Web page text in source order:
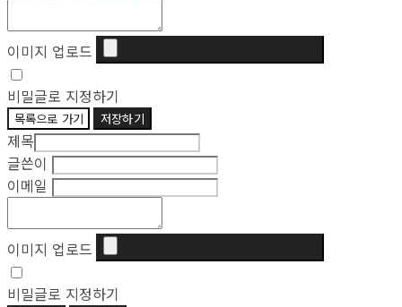
이미지 업로드
비밀글로 지정하기
목록으로 가기 저장하기
제목
글쓴이
이메일
이미지 업로드
비밀글로 지정하기